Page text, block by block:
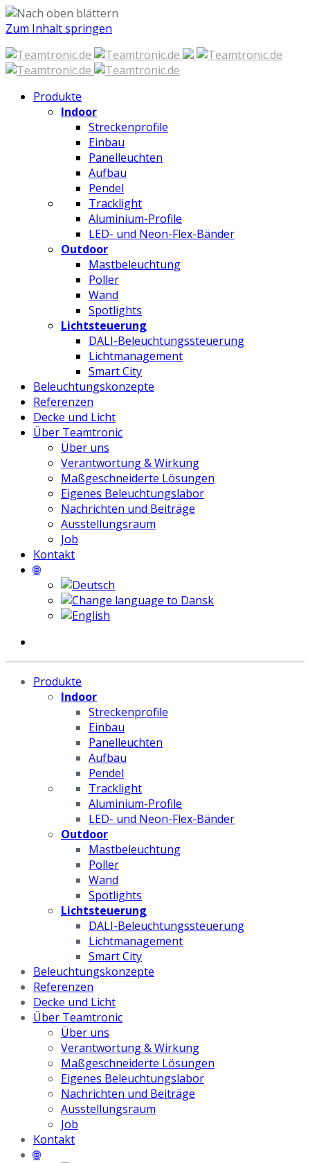
Zum Inhalt springen
Produkte
Indoor
Streckenprofile
Einbau
Panelleuchten
Aufbau
Pendel
Tracklight
Aluminium-Profile
LED- und Neon-Flex-Bänder
Outdoor
Mastbeleuchtung
Poller
Wand
Spotlights
Lichtsteuerung
DALI-Beleuchtungssteuerung
Lichtmanagement
Smart City
Beleuchtungskonzepte
Referenzen
Decke und Licht
Über Teamtronic
Über uns
Verantwortung & Wirkung
Maßgeschneiderte Lösungen
Eigenes Beleuchtungslabor
Nachrichten und Beiträge
Ausstellungsraum
Job
Kontakt
🌐
Produkte
Indoor
Streckenprofile
Einbau
Panelleuchten
Aufbau
Pendel
Tracklight
Aluminium-Profile
LED- und Neon-Flex-Bänder
Outdoor
Mastbeleuchtung
Poller
Wand
Spotlights
Lichtsteuerung
DALI-Beleuchtungssteuerung
Lichtmanagement
Smart City
Beleuchtungskonzepte
Referenzen
Decke und Licht
Über Teamtronic
Über uns
Verantwortung & Wirkung
Maßgeschneiderte Lösungen
Eigenes Beleuchtungslabor
Nachrichten und Beiträge
Ausstellungsraum
Job
Kontakt
🌐